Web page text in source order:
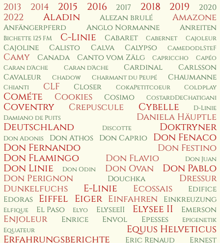
2013 2014 2015 2016 2017 2018 2019 2020
2022 Aladin Alezan brulé Amazone
Anfängerpferd Anglo Normanne Anreiten
Bichette 125 FM C-Linie Cabaret Cabernet Cajoleur
Cajoline Calisto Calva Calypso CamedodlSteF
Camy Canada Canto vom Zälg Capriccho
Capéo
Caran d'Ache
Caran d'Ache Cardinal
Carlsson
Cavaleur
Chadow Charmant du Peupé Chaumanne
Chianti CLF Closer CokaPetitcoeur Coldplay
Cométe Cookies Cosimo CostardDeChatigani
Coventry Crepuscule Cybelle
D-Linie
Damiano de Puits
Daniela Häuptle
Deutschland Discotte Doktryner
Don Adonis Don Athos Don Caprio
Don Fenaco
Don Fernando
Don Festino
Don Flamingo Don Flavio Don Juan
Don Linie Don Odin Don Ovan Don Pablo
Don Perignon Douchka
Dressur
Dunkelfuchs
E-Linie Ecossais
Edifice
Edoras
Eiffel Eiger Einfahren Einkreuzung
Elfique El Paso Elyo ElyseeII Elysee II Emerson
Enjoleur Enrice Envol Epesses
Epigenetik
Equateur
Equus Helveticus
Erfahrungsberichte
Eric Renaud
Ernest